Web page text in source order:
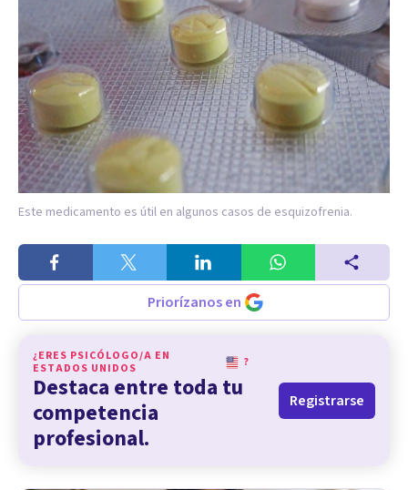
Este medicamento es útil en algunos casos de esquizofrenia.
Priorízanos en
¿ERES PSICÓLOGO/A EN
ESTADOS UNIDOS
?
Destaca entre toda tu
competencia
profesional.
Registrarse